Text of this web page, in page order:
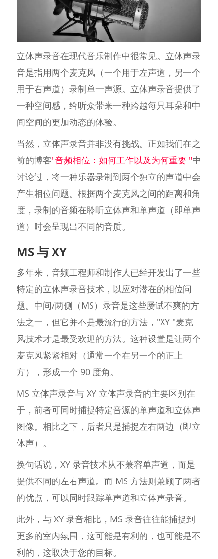
立体声录音在现代音乐制作中很常见。立体声录
音是指用两个麦克风（一个用于左声道，另一个
用于右声道）录制单一声源。立体声录音提供了
一种空间感，给听众带来一种跨越每只耳朵和中
间空间的更加动态的体验。
当然，立体声录音并非没有挑战。正如我们在之
前的博客"音频相位：如何工作以及为何重要 "中
讨论过，将一种乐器录制到两个独立的声道中会
产生相位问题。根据两个麦克风之间的距离和角
度，录制的音频在聆听立体声和单声道（即单声
道）时会呈现出不同的音质。
MS 与 XY
多年来，音频工程师和制作人已经开发出了一些
特定的立体声录音技术，以应对潜在的相位问
题。中间/两侧（MS）录音是这些屡试不爽的方
法之一，但它并不是最流行的方法，"XY "麦克
风技术才是最受欢迎的方法。这种设置是让两个
麦克风紧紧相对（通常一个在另一个的正上
方），形成一个 90 度角。
MS 立体声录音与 XY 立体声录音的主要区别在
于，前者可同时捕捉特定音源的单声道和立体声
图像。相比之下，后者只是捕捉左右两边（即立
体声）。
换句话说，XY 录音技术从不兼容单声道，而是
提供不同的左右声道。而 MS 方法则兼顾了两者
的优点，可以同时跟踪单声道和立体声录音。
此外，与 XY 录音相比，MS 录音往往能捕捉到
更多的室内氛围，这可能是有利的，也可能是不
利的，这取决于您的目标。